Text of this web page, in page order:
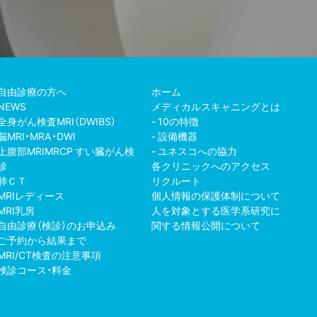
由診療の方へ
身がん検査MRI（DWIBS）
MRI・MRA・DWI
腹部MRIMRCP すい臓がん検
ＣＴ
レディース
乳房
由診療（検診）のお申込み
予約から結果まで
CT検査の注意事項
診コース・料金
ホーム
メディカルスキャニングとは
10の特徴
設備機器
ユネスコへの協力
各クリニックへのアクセス
リクルート
個人情報の保護体制について
人を対象とする医学系研究に
関する情報公開について